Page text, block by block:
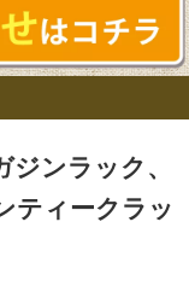
ンラック、
ティークラッ